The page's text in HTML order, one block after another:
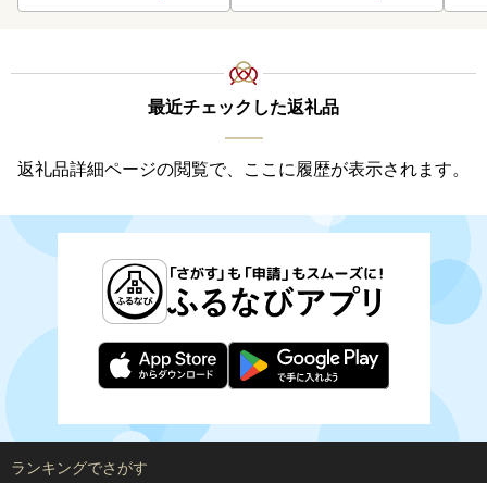
最近チェックした返礼品
返礼品詳細ページの閲覧で、ここに履歴が表示されます。
ランキングでさがす